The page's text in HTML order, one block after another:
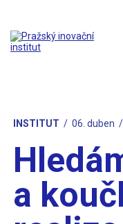
INSTITUT 06. duben
a